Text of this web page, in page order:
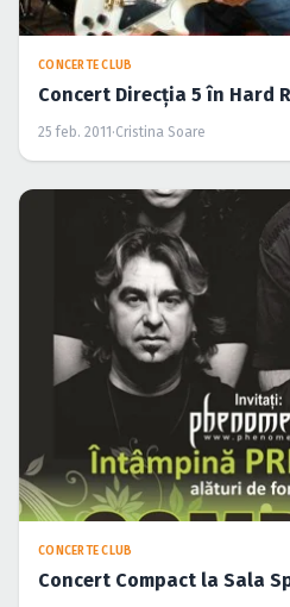
CONCERTE CLUB
Concert Direcţia 5 în Hard
25 feb. 2011 ·Cristina Soare
CONCERTE CLUB
Concert Compact la Sala